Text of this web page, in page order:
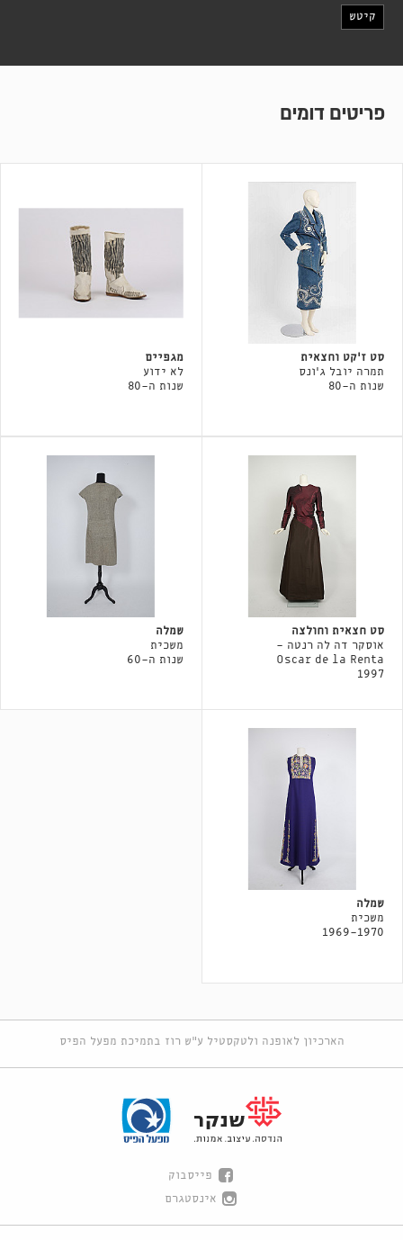
קיטש
פריטים דומים
סט ז׳קט וחצאית
תמרה יובל ג׳ונס
שנות ה-80
מגפיים
לא ידוע
שנות ה-80
סט חצאית וחולצה
אוסקר דה לה רנטה -
Oscar de la Renta
1997
שמלה
משכית
שנות ה-60
שמלה
משכית
1969-1970
הארכיון לאופנה ולטקסטיל ע"ש רוז בתמיכת מפעל הפיס
פייסבוק
אינסטגרם